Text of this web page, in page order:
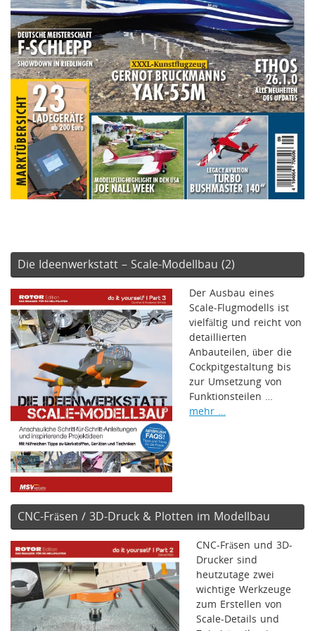
Die Ideenwerkstatt – Scale-Modellbau (2)
Der Ausbau eines
Scale-Flugmodells ist
vielfältig und reicht von
detaillierten
Anbauteilen, über die
Cockpitgestaltung bis
zur Umsetzung von
Funktionsteilen …
mehr …
CNC-Fräsen / 3D-Druck & Plotten im Modellbau
CNC-Fräsen und 3D-
Drucker sind
heutzutage zwei
wichtige Werkzeuge
zum Erstellen von
Scale-Details und